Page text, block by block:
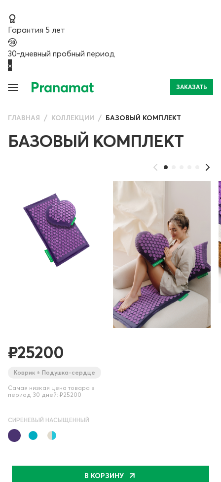
Гарантия 5 лет
30-дневный пробный период
×
ЗАКАЗАТЬ
ГЛАВНАЯ КОЛЛЕКЦИИ БАЗОВЫЙ КОМПЛЕКТ
БАЗОВЫЙ КОМПЛЕКТ
₽25200
Коврик + Подушка-сердце
Самая низкая цена товара в
период 30 дней: ₽25200
СИРЕНЕВЫЙ НАСЫЩЕННЫЙ
В КОРЗИНУ